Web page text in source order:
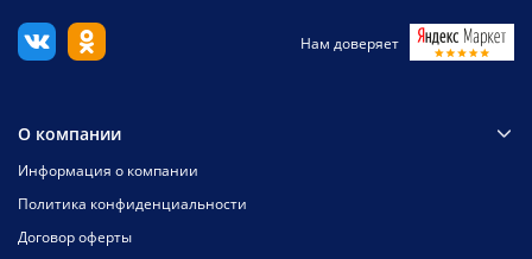
Нам доверяет
О компании
Информация о компании
Политика конфиденциальности
Договор оферты